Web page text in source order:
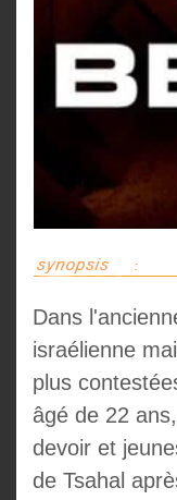
Dans
israélienne
plus
âgé de 22
devoir et
de Tsahal